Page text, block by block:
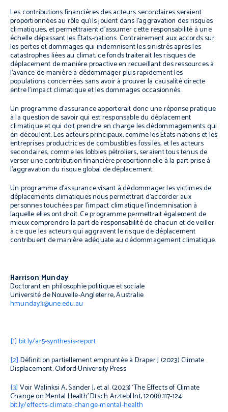
Les contributions financières des acteurs secondaires seraient
proportionnées au rôle qu’ils jouent dans l’aggravation des risques
climatiques, et permettraient d’assumer cette responsabilité à une
échelle dépassant les États-nations. Contrairement aux accords sur
les pertes et dommages qui indemnisent les sinistrés après les
catastrophes liées au climat, ce fonds traiterait les risques de
déplacement de manière proactive en recueillant des ressources à
l’avance de manière à dédommager plus rapidement les
populations concernées sans avoir à prouver la causalité directe
entre l’impact climatique et les dommages occasionnés.
Un programme d’assurance apporterait donc une réponse pratique
à la question de savoir qui est responsable du déplacement
climatique et qui doit prendre en charge les dédommagements qui
en découlent. Les acteurs principaux, comme les États-nations et les
entreprises productrices de combustibles fossiles, et les acteurs
secondaires, comme les lobbies pétroliers, seraient tous tenus de
verser une contribution financière proportionnelle à la part prise à
l’aggravation du risque global de déplacement.
Un programme d’assurance visant à dédommager les victimes de
déplacements climatiques nous permettrait d’accorder aux
personnes touchées par l’impact climatique l’indemnisation à
laquelle elles ont droit. Ce programme permettrait également de
mieux comprendre la part de responsabilité de chacun et de veiller
à ce que les acteurs qui aggravent le risque de déplacement
contribuent de manière adéquate au dédommagement climatique.
Harrison Munday
Doctorant en philosophie politique et sociale
Université de Nouvelle-Angleterre, Australie
hmunday3@une.edu.au
[1] bit.ly/ar5-synthesis-report
[2] Définition partiellement empruntée à Draper J (2023)Climate
Displacement, Oxford University Press
[3] Voir Walinksi A, Sander J, et al. (2023)‘The Effects of Climate
Change on Mental Health’ Dtsch Arztebl Int, 120(8):117-124
bit.ly/effects-climate-change-mental-health